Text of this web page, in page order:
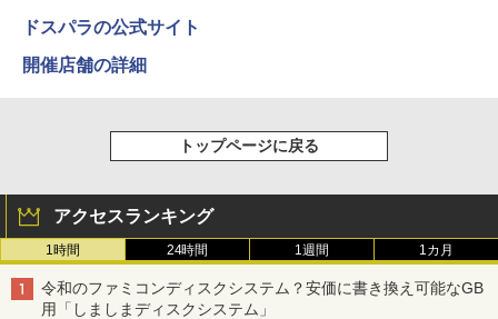
ドスパラの公式サイト
開催店舗の詳細
トップページに戻る
アクセスランキング
1時間 24時間 1週間 1カ月
令和のファミコンディスクシステム？安価に書き換え可能なGB
用「しましまディスクシステム」